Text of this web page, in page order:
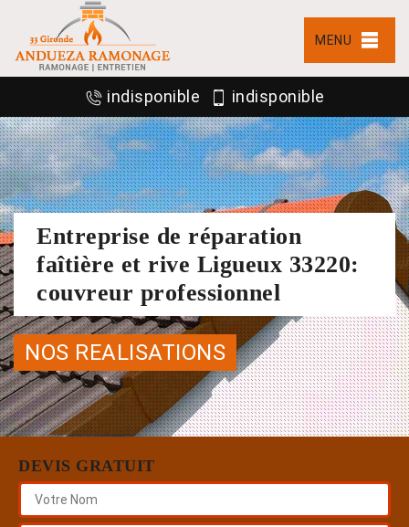
MENU
indisponible indisponible
Entreprise de réparation
faîtière et rive Ligueux 33220:
couvreur professionnel
NOS REALISATIONS
DEVIS GRATUIT